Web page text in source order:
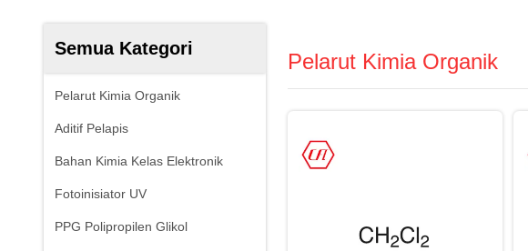
Semua Kategori
Pelarut Kimia Organik
Aditif Pelapis
Bahan Kimia Kelas Elektronik
Fotoinisiator UV
PPG Polipropilen Glikol
Pelarut Kimia Organik